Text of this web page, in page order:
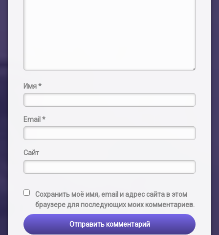
Имя*
Email *
Сайт
Сохранить моё имя, email и адрес сайта в этом
браузере для последующих моих комментариев.